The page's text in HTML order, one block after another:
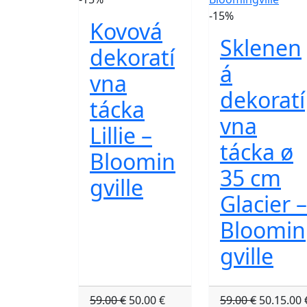
Kovová
dekoratí
vna
tácka
Lillie –
Bloomin
gville
59.00 € 50.00 €
-15%
Sklenen
á
dekoratí
vna
tácka ø
35 cm
Glacier –
Bloomin
gville
59.00 € 50.15.00